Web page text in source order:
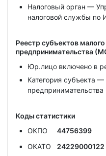
Налоговый орган —
налоговой службы по
Реестр субъектов малого
предпринимательства
Юр.лицо включено в
Категория субъекта
предпринимательства
Коды статистики
ОКПО
44756399
ОКАТО
24229000122